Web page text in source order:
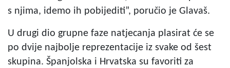
s njima, idemo ih pobijediti”, poručio je Glavaš.
U drugi dio grupne faze natjecanja plasirat će se
po dvije najbolje reprezentacije iz svake od šest
skupina. Španjolska i Hrvatska su favoriti za